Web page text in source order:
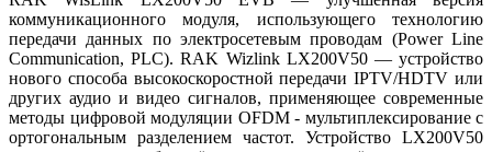
коммуникационного модуля, использующего технологию
передачи данных по электросетевым проводам (Power Line
Communication, PLC). RAK Wizlink LX200V50 — устройство
нового способа высокоскоростной передачи IPTV/HDTV или
других аудио и видео сигналов, применяющее современные
методы цифровой модуляции OFDM - мультиплексирование с
ортогональным разделением частот. Устройство LX200V50